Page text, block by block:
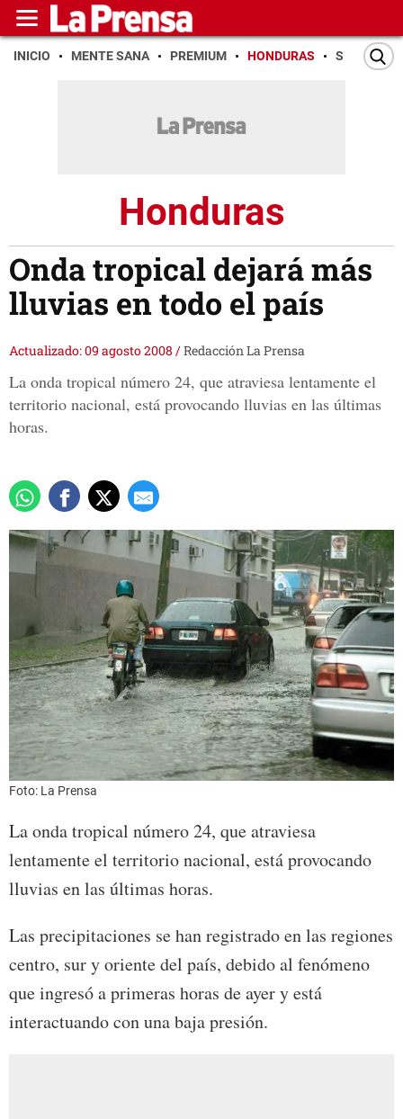
INICIO MENTE SANA PREMIUM HONDURAS SAN PEDRO
Honduras
Onda tropical dejará más
lluvias en todo el país
Actualizado: 09 agosto 2008 /Redacción La Prensa
La onda tropical número 24, que atraviesa lentamente el
territorio nacional, está provocando lluvias en las últimas
horas.
Foto: La Prensa
La onda tropical número 24, que atraviesa
lentamente el territorio nacional, está provocando
lluvias en las últimas horas.
Las precipitaciones se han registrado en las regiones
centro, sur y oriente del país, debido al fenómeno
que ingresó a primeras horas de ayer y está
interactuando con una baja presión.